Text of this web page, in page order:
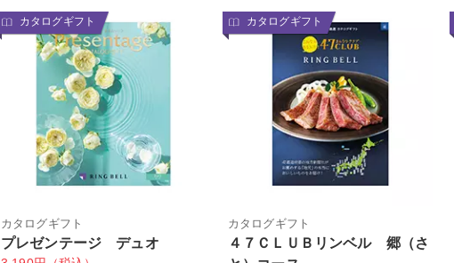
カタログギフト
カタログギフト
プレゼンテージ デュオ
カタログギフト
カタログギフト
４７ＣＬＵＢリンベル 郷（さ